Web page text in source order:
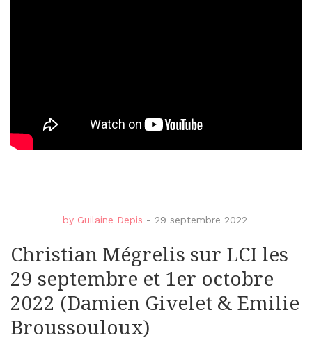
by Guilaine Depis - 29 septembre 2022
Christian Mégrelis sur LCI les
29 septembre et 1er octobre
2022 (Damien Givelet & Emilie
Broussouloux)